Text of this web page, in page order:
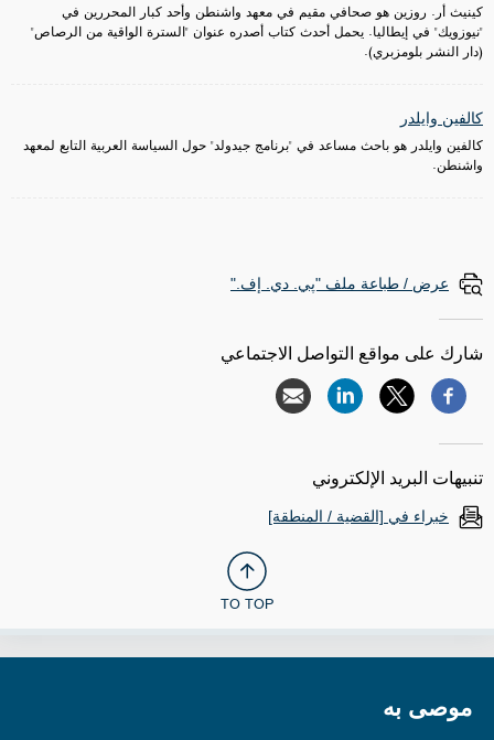
كينيث أر. روزين هو صحافي مقيم في معهد واشنطن وأحد كبار المحررين في
"نيوزويك" في إيطاليا. يحمل أحدث كتاب أصدره عنوان "السترة الواقية من الرصاص"
(دار النشر بلومزبري).
كالفين وايلدر
كالفين وايلدر هو باحث مساعد في "برنامج جيدولد" حول السياسة العربية التابع لمعهد
واشنطن.
عرض / طباعة ملف "پي. دي. إف."
شارك على مواقع التواصل الاجتماعي
تنبيهات البريد الإلكتروني
خبراء في [القضية / المنطقة]
TO TOP
موصى به